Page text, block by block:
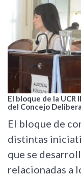
El bloque de la UCR
del Concejo
El bloque de
distintas
que se
relacionadas a